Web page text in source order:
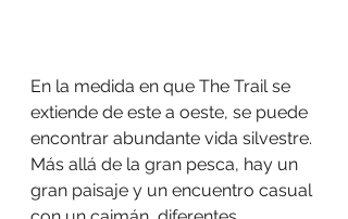
En la medida en que The Trail se
extiende de este a oeste, se puede
encontrar abundante vida silvestre.
Más allá de la gran pesca, hay un
gran paisaje y un encuentro casual